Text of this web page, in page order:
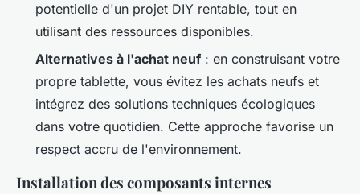
potentielle d'un projet DIY rentable, tout en
utilisant des ressources disponibles.
Alternatives à l'achat neuf : en construisant votre
propre tablette, vous évitez les achats neufs et
intégrez des solutions techniques écologiques
dans votre quotidien. Cette approche favorise un
respect accru de l'environnement.
Installation des composants internes